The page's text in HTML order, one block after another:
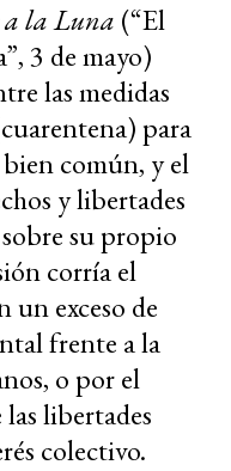
a la Luna (“El
3 de mayo)
las medidas
para
común, y el
y libertades
su propio
corría el
un exceso de
frente a la
o por el
libertades
colectivo.